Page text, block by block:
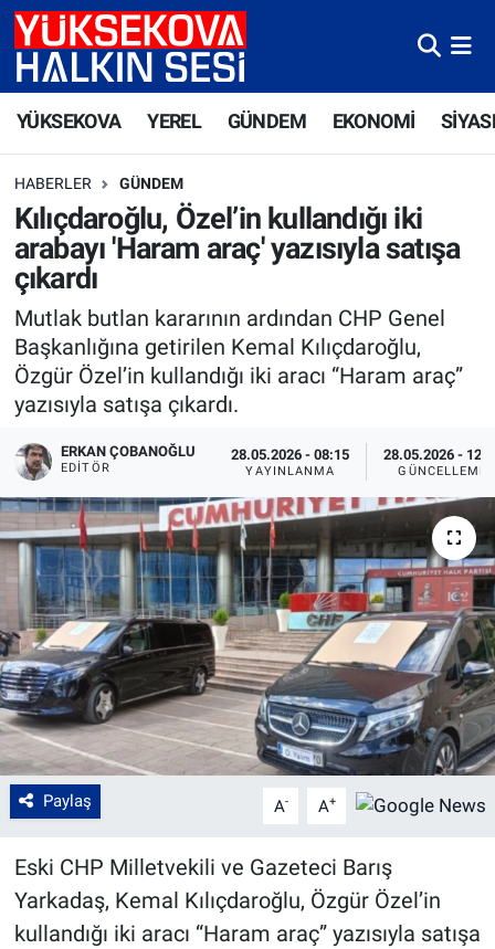
YÜKSEKOVA YEREL GÜNDEM EKONOMİ
HABERLER GÜNDEM
Kılıçdaroğlu, Özel’in kullandığı iki
arabayı 'Haram araç' yazısıyla satışa
çıkardı
Mutlak butlan kararının ardından CHP Genel
Başkanlığına getirilen Kemal Kılıçdaroğlu,
Özgür Özel’in kullandığı iki aracı “Haram araç”
yazısıyla satışa çıkardı.
ERKAN ÇOBANOĞLU
EDITÖR
28.05.2026 - 08:15
YAYINLANMA
28.05.2026 -
GÜNCELLEME
Paylaş A- A+
Eski CHP Milletvekili ve Gazeteci Barış
Yarkadaş, Kemal Kılıçdaroğlu, Özgür Özel’in
kullandığı iki aracı “Haram araç” yazısıyla satışa
Yüksekova Nöbetçi Eczaneler
Yüksekova Trafik Yoğunluk Haritası
Süper Lig Puan Durumu ve Fikstür
Tüm Manşetler
Son Dakika Haberleri
Haber Arşivi